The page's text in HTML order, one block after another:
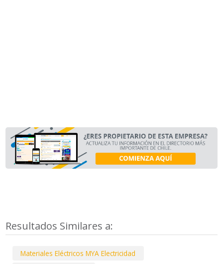
Resultados Similares a:
Materiales Eléctricos MYA Electricidad